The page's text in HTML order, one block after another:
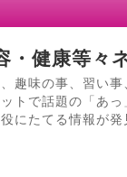
健康等々
趣味の事、習い
トで話題の「あ
にたてる情報が